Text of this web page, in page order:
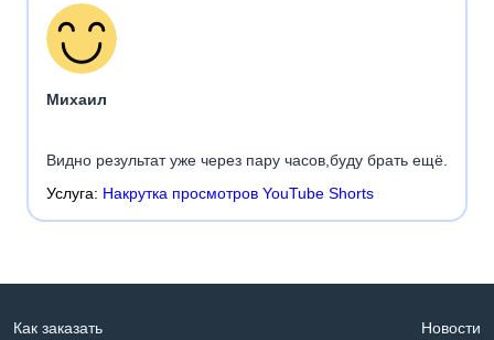
Михаил
Видно результат уже через пару часов,буду брать ещё.
Услуга: Накрутка просмотров YouTube Shorts
Как заказать Новости